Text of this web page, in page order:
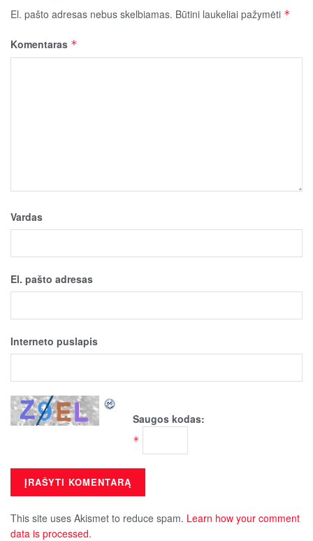
El. pašto adresas nebus skelbiamas. Būtini laukeliai pažymėti *
Komentaras *
Vardas
El. pašto adresas
Interneto puslapis
Saugos kodas:
*
This site uses Akismet to reduce spam. Learn how your comment
data is processed.